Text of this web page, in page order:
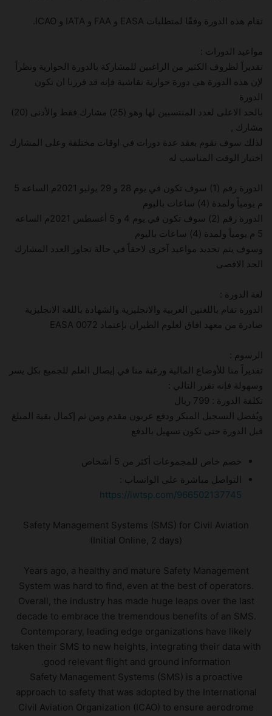
تقام هذه الدورة وفقًا لمتطلبات EASA و FAA و IATA و ICAO.
مواعيد الدورات :
تقديراً لظروف الكثير من الراغبين للمشاركة بالدورة الحوارية ونظراً
لإن هذه الدورة هي دورة حوارية نقاشية فإنه قد قررنا ان تكون
الدورة
بالحد الاعلى لعدد المنتسبين لها وهو (25) مشارك فقط والأدنى (20)
مشارك ,
لذلك سوف نقوم بعقد عدة دورات في اوقات مختلفة وعلى المشارك
اختيار الوقت المناسب له
الدورة رقم (1) سوف تكون في يوم 28 و 29 يوليو 2021م الساعه 5
م يومياً ولمدة (4) ساعات باليوم
الدورة رقم (2) سوف تكون في يوم 4 و 5 أغسطس 2021م الساعه
5 م يومياً ولمدة (4) ساعات باليوم
وسوف يتم تحديد مواعيد آخرى لاحقاً في حالة تجاوز العدد المشارك
الحد الاقصى
لغة الدورة :
الدورة تقام باللغتين العربية والانجليزية والشهادة باللغة الانجليزية
صادرة من معهد افاق لعلوم الطيران بإعتماد EASA 0072
الرسوم :
تقديراً منا للأوضاع المالية ورغبة منا في إيصال العلم للجميع بكل يسر
وسهولة فإنه تقرر التالي :
تكلفة الدورة : 799 ريال
ويُفضل التسجيل المبكر ودفع عربون مقدم ومن ثم إكمال بقية المبلغ
قبل الدورة حتى تكون تسهيل بالدفع
خصم خاص للمجموعات أكثر من 5 أشخاص
التواصل مباشرة على الواتساب :
https://iwtsp.com/966502137745
Safety Management Systems (SMS) for Civil Aviation
(Initial Online, 2 days)
Years ago, a healthy and mature Safety Management
System was hard to find, even at the best of operators.
Overall, the industry has made huge leaps over the last
decade to embrace the tremendous benefits of an SMS.
Contemporary, leading edge organizations have likely
taken their SMS to new heights, integrating their data with
good relevant flight and ground information.
Safety Management Systems (SMS) is a proactive
approach to safety that was adopted by the International
Civil Aviation Organization (ICAO) to ensure aerodrome